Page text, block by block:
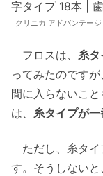
クリニカ アドバンテー
フロスは、 糸タ
ってみたのですが
間に入らないこ
は、 糸タイプが
ただし、糸タイ
す。そうしない